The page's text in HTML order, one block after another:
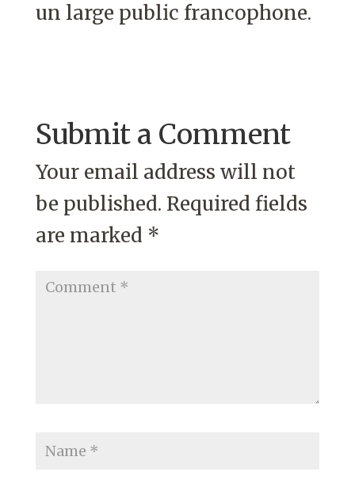
un large public francophone.
Submit a Comment
Your email address will not
be published. Required fields
are marked *